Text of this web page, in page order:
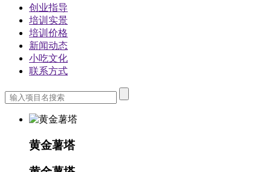
创业指导
培训实景
培训价格
新闻动态
小吃文化
联系方式
黄金薯塔